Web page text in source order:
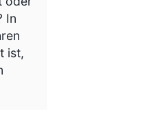
In
ist,